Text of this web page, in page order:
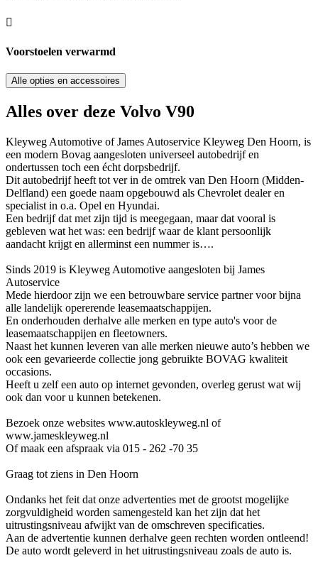
Voorstoelen verwarmd
Alle opties en accessoires
Alles over deze Volvo V90
Kleyweg Automotive of James Autoservice Kleyweg Den Hoorn, is
een modern Bovag aangesloten universeel autobedrijf en
ondertussen toch een écht dorpsbedrijf.
Dit autobedrijf heeft tot ver in de omtrek van Den Hoorn (Midden-
Delfland) een goede naam opgebouwd als Chevrolet dealer en
specialist in o.a. Opel en Hyundai.
Een bedrijf dat met zijn tijd is meegegaan, maar dat vooral is
gebleven wat het was: een bedrijf waar de klant persoonlijk
aandacht krijgt en allerminst een nummer is….
Sinds 2019 is Kleyweg Automotive aangesloten bij James
Autoservice
Mede hierdoor zijn we een betrouwbare service partner voor bijna
alle landelijk opererende leasemaatschappijen.
En onderhouden derhalve alle merken en type auto's voor de
leasemaatschappijen en fleetowners.
Naast het kunnen leveren van alle merken nieuwe auto’s hebben we
ook een gevarieerde collectie jong gebruikte BOVAG kwaliteit
occasions.
Heeft u zelf een auto op internet gevonden, overleg gerust wat wij
ook dan voor u kunnen betekenen.
Bezoek onze websites www.autoskleyweg.nl of
www.jameskleyweg.nl
Of maak een afspraak via 015 - 262 -70 35
Graag tot ziens in Den Hoorn
Ondanks het feit dat onze advertenties met de grootst mogelijke
zorgvuldigheid worden samengesteld kan het zijn dat het
uitrustingsniveau afwijkt van de omschreven specificaties.
Aan de advertentie kunnen derhalve geen rechten worden ontleend!
De auto wordt geleverd in het uitrustingsniveau zoals de auto is.